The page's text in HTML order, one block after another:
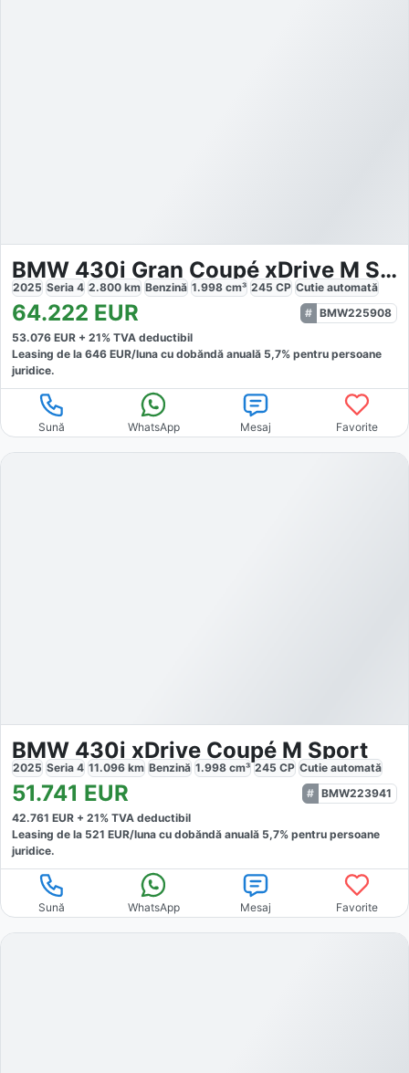
BMW 430i Gran Coupé xDrive M Sportpaket Pro
2025 Seria 4 2.800 km Benzină 1.998 cm³ 245 CP Cutie automată
64.222 EUR
BMW225908
53.076 EUR + 21% TVA deductibil
Leasing de la 646 EUR/luna cu dobăndă anuală 5,7% pentru persoane
juridice.
Sună WhatsApp Mesaj Favorite
BMW 430i xDrive Coupé M Sport
2025 Seria 4 11.096 km Benzină 1.998 cm³ 245 CP Cutie automată
51.741 EUR
BMW223941
42.761 EUR + 21% TVA deductibil
Leasing de la 521 EUR/luna cu dobăndă anuală 5,7% pentru persoane
juridice.
Sună WhatsApp Mesaj Favorite